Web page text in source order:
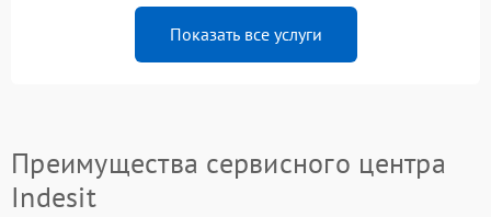
Показать все услуги
Преимущества сервисного центра
Indesit